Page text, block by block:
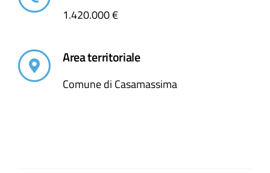
1.420.000 €
Area territoriale
Comune di Casamassima